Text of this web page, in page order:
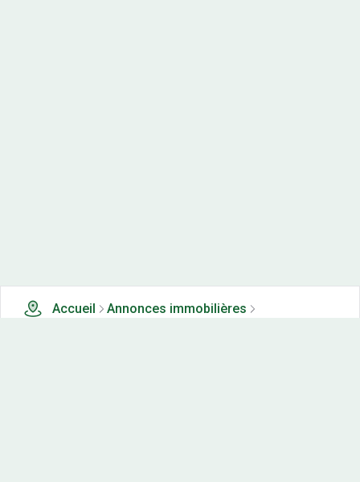
Accueil
Annonces immobilières